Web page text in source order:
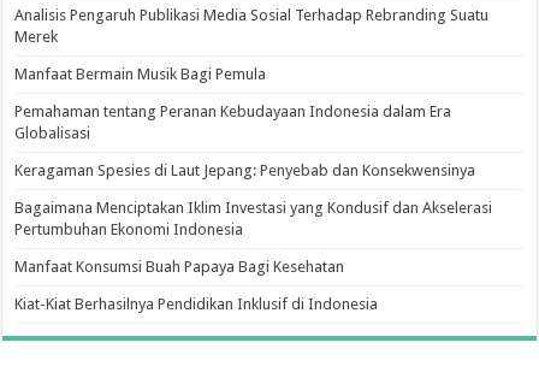
Analisis Pengaruh Publikasi Media Sosial Terhadap Rebranding Suatu
Merek
Manfaat Bermain Musik Bagi Pemula
Pemahaman tentang Peranan Kebudayaan Indonesia dalam Era
Globalisasi
Keragaman Spesies di Laut Jepang: Penyebab dan Konsekwensinya
Bagaimana Menciptakan Iklim Investasi yang Kondusif dan Akselerasi
Pertumbuhan Ekonomi Indonesia
Manfaat Konsumsi Buah Papaya Bagi Kesehatan
Kiat-Kiat Berhasilnya Pendidikan Inklusif di Indonesia